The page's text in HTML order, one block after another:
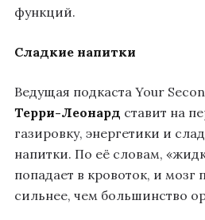
функций.
Сладкие напитки
Ведущая подкаста Your
Терри-Леонард ставит на
газировку, энергетики и
напитки. По её словам,
попадает в кровоток, и мозг
сильнее, чем большинство